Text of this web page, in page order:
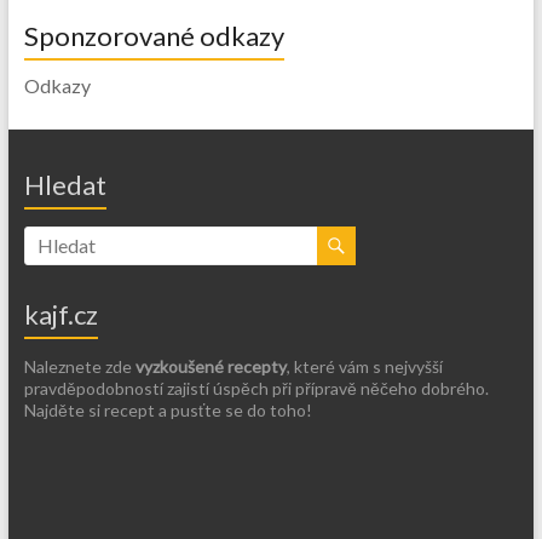
Sponzorované odkazy
Odkazy
Hledat
kajf.cz
Naleznete zde vyzkoušené recepty, které vám s nejvyšší
pravděpodobností zajistí úspěch při přípravě něčeho dobrého.
Najděte si recept a pusťte se do toho!